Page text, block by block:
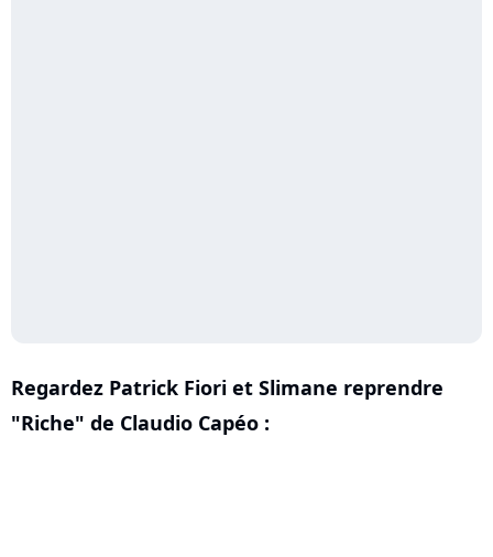
Regardez Patrick Fiori et Slimane reprendre
"Riche" de Claudio Capéo :